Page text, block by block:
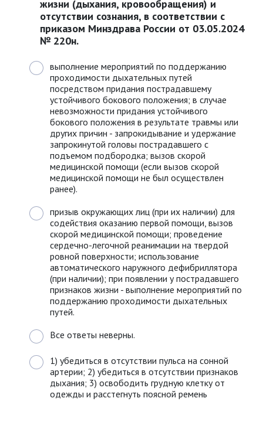
жизни (дыхания, кровообращения) и
отсутствии сознания, в соответствии с
приказом Минздрава России от 03.05.2024
№ 220н.
выполнение мероприятий по поддержанию
проходимости дыхательных путей
посредством придания пострадавшему
устойчивого бокового положения; в случае
невозможности придания устойчивого
бокового положения в результате травмы или
других причин - запрокидывание и удержание
запрокинутой головы пострадавшего с
подъемом подбородка; вызов скорой
медицинской помощи (если вызов скорой
медицинской помощи не был осуществлен
ранее).
призыв окружающих лиц (при их наличии) для
содействия оказанию первой помощи, вызов
скорой медицинской помощи; проведение
сердечно-легочной реанимации на твердой
ровной поверхности; использование
автоматического наружного дефибриллятора
(при наличии); при появлении у пострадавшего
признаков жизни - выполнение мероприятий по
поддержанию проходимости дыхательных
путей.
Все ответы неверны.
1) убедиться в отсутствии пульса на сонной
артерии; 2) убедиться в отсутствии признаков
дыхания; 3) освободить грудную клетку от
одежды и расстегнуть поясной ремень